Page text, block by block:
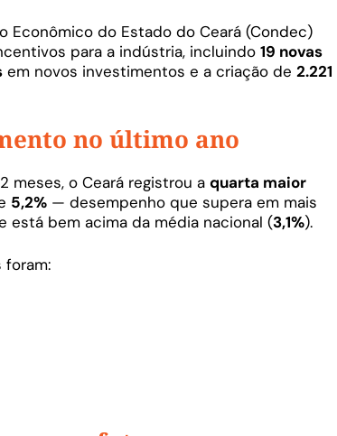
Econômico do Estado do Ceará (Condec)
para a indústria, incluindo 19 novas
em novos investimentos e a criação de 2.221
no último ano
meses, o Ceará registrou a quarta maior
5,2% — desempenho que supera em mais
está bem acima da média nacional (3,1%).
foram: